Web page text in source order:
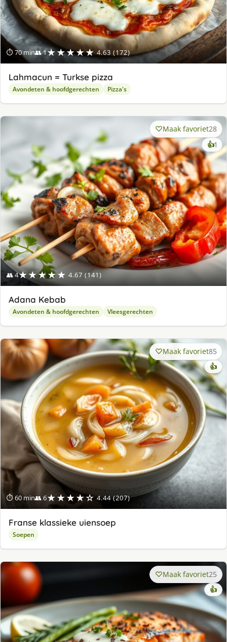
⏱ 70 min👥 1★★★★★ 4.63 (172)
Lahmacun = Turkse pizza
Avondeten & hoofdgerechten Pizza's
👥 4★★★★★ 4.67 (141)
Maak favoriet28
👍1
Adana Kebab
Avondeten & hoofdgerechten Vleesgerechten
⏱ 60 min👥 6★★★★☆ 4.44 (207)
Maak favoriet85
👍
Franse klassieke uiensoep
Soepen
Maak favoriet25
👍